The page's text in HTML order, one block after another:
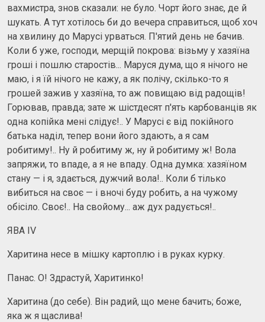
вахмистра, знов сказали: не було. Чорт його знає, де й
шукать. А тут хотілось би до вечера справиться, щоб хоч
на хвилину до Марусі урваться. П'ятий день не бачив.
Коли б уже, господи, мерщій покрова: візьму у хазяїна
гроші і пошлю старостів... Маруся дума, що я нічого не
маю, і я їй нічого не кажу, а як полічу, скілько-то я
грошей зажив у хазяїна, то аж повищаю від радощів!
Горював, правда; зате ж шістдесят п'ять карбованців як
одна копійка мені слідує!.. У Марусі є від покійного
батька наділ, тепер вони його здають, а я сам
робитиму!.. Ну й робитиму ж, ну й робитиму ж! Вола
запряжи, то впаде, а я не впаду. Одна думка: хазяїном
стану — і я, здається, дужчий вола!.. Коли б тілько
вибиться на своє — і вночі буду робить, а на чужому
обісіло. Своє!.. На свойому... аж дух радується!..
ЯВА IV
Харитина несе в мішку картоплю і в руках курку.
Панас. О! Здрастуй, Харитинко!
Харитина (до себе). Він радий, що мене бачить; боже,
яка ж я щаслива!